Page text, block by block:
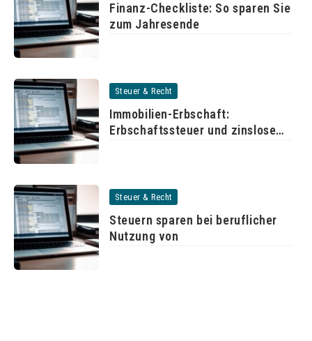
Finanz-Checkliste: So sparen Sie
zum Jahresende
Steuer & Recht
Immobilien-Erbschaft:
Erbschaftssteuer und zinslose
Steuer & Recht
Steuern sparen bei beruflicher
Nutzung von